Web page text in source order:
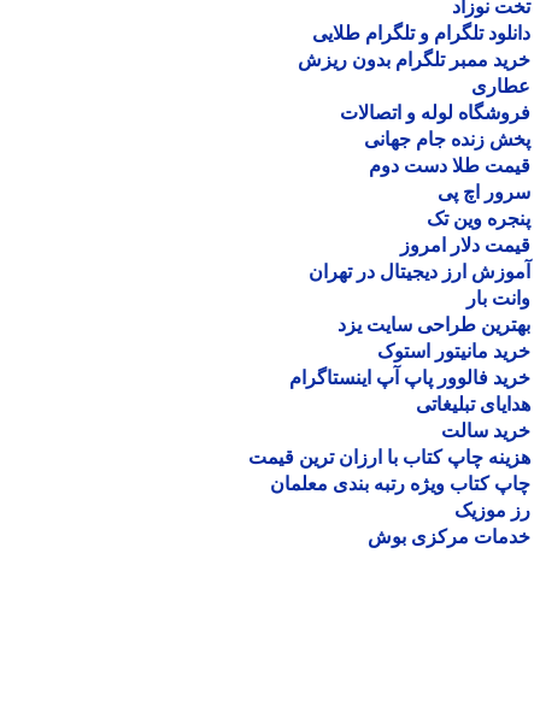
نوزاد
تلگرام و تلگرام طلایی
ممبر تلگرام بدون ریزش
لوله و اتصالات
زنده جام جهانی
طلا دست دوم
اچ پی
وین تک
دلار امروز
ارز دیجیتال در تهران
بار
طراحی سایت یزد
مانیتور استوک
فالوور پاپ آپ اینستاگرام
تبلیغاتی
سالت
چاپ کتاب با ارزان ترین قیمت
کتاب ویژه رتبه بندی معلمان
موزیک
مرکزی بوش